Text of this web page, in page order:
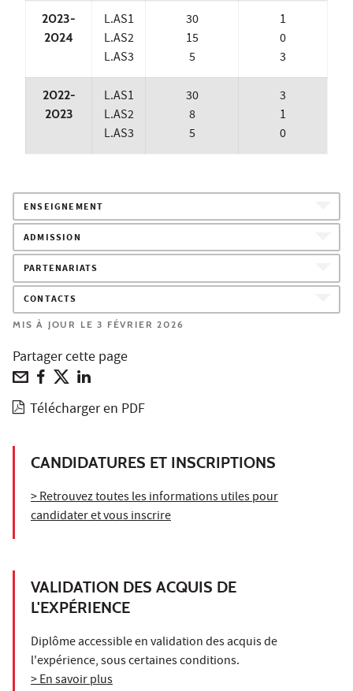
2023-
2024
L.AS1
L.AS2
L.AS3
30
15
5
1
0
3
2022-
2023
L.AS1
L.AS2
L.AS3
30
8
5
3
1
0
ENSEIGNEMENT
ADMISSION
PARTENARIATS
CONTACTS
MIS À JOUR LE 3 FÉVRIER 2026
Partager cette page
Télécharger en PDF
CANDIDATURES ET INSCRIPTIONS
> Retrouvez toutes les informations utiles pour
candidater et vous inscrire
VALIDATION DES ACQUIS DE
L'EXPÉRIENCE
Diplôme accessible en validation des acquis de
l'expérience, sous certaines conditions.
> En savoir plus